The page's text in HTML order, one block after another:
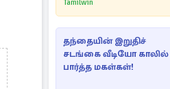
Tamilwin
தந்தையின் இறுதிச்
சடங்கை வீடியோ காலில்
பார்த்த மகள்கள்!